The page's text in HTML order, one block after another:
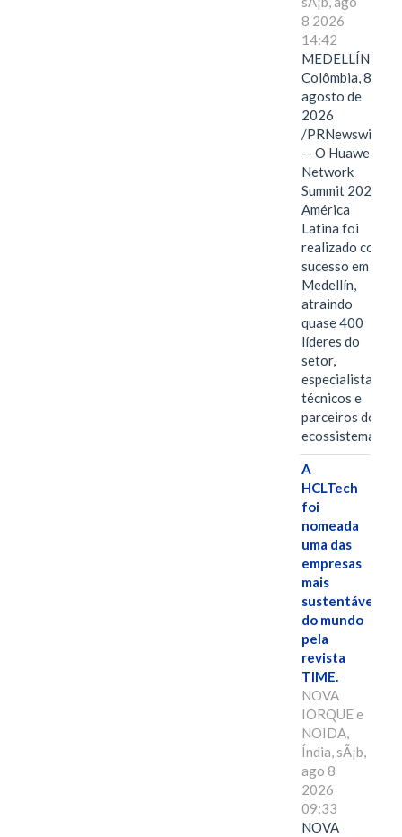
8 2026
14:42
MEDELLÍN,
Colômbia, 8 de
agosto de
2026
/PRNewswire/
-- O Huawei
Network
Summit 2026
América
Latina foi
realizado com
sucesso em
Medellín,
atraindo
quase 400
líderes do
setor,
especialistas
técnicos e
parceiros do
ecossistema.…
A
HCLTech
foi
nomeada
uma das
empresas
mais
sustentáveis
do mundo
pela
revista
TIME.
NOVA
IORQUE e
NOIDA,
Índia, sÃ¡b,
ago 8
2026
09:33
NOVA